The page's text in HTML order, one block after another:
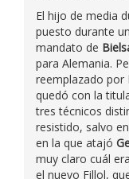
El hijo de media
puesto durante
mandato de
para Alemania.
reemplazado por
quedó con la
tres técnicos
resistido, salvo
en la que atajó
muy claro cuál
el nuevo Fillol,